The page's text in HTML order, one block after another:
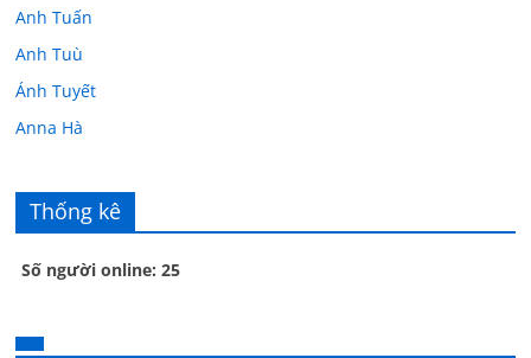
Anh Tuấn
Anh Tuù
Ánh Tuyết
Anna Hà
Âu Tú Vân
Bác sĩ Hoa
Bác sĩ Stephen Mak
Bác Đạt
Thống kê
Số người online: 25